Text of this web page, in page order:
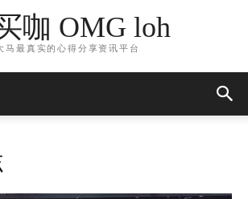
咖 OMG loh
马最真实的心得分享资讯平台